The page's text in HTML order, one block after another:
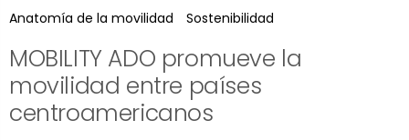
Anatomía de la movilidad Sostenibilidad
MOBILITY ADO promueve la
movilidad entre países
centroamericanos